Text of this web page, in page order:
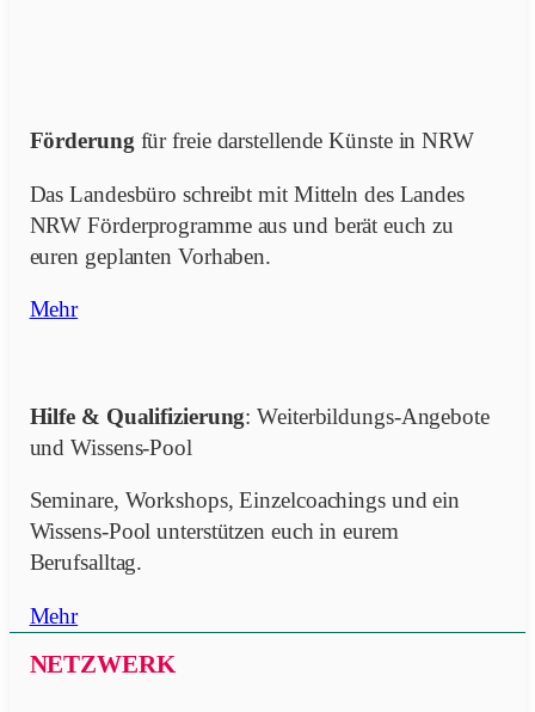
Förderung für freie darstellende Künste in NRW
Das Landesbüro schreibt mit Mitteln des Landes
NRW Förderprogramme aus und berät euch zu
euren geplanten Vorhaben.
Mehr
Hilfe & Qualifizierung: Weiterbildungs-Angebote
und Wissens-Pool
Seminare, Workshops, Einzelcoachings und ein
Wissens-Pool unterstützen euch in eurem
Berufsalltag.
Mehr
NETZWERK